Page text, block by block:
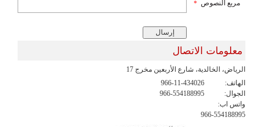
مربع النصوص *
معلومات الاتصال
الرياض، الخالدية، شارع الأربعين مخرج 17
الهاتف:
966-11-434026
الجوال:
966-554188995
واتس اب:
966-554188995